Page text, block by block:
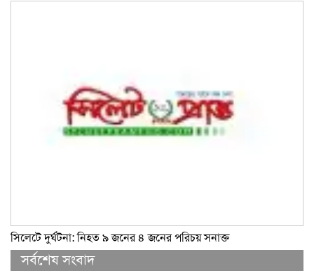
সিলেটে দুর্ঘটনা: নিহত ৯ জনের ৪ জনের পরিচয় সনাক্ত
সর্বশেষ সংবাদ